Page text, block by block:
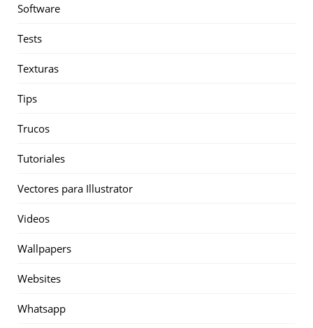
Software
Tests
Texturas
Tips
Trucos
Tutoriales
Vectores para Illustrator
Videos
Wallpapers
Websites
Whatsapp